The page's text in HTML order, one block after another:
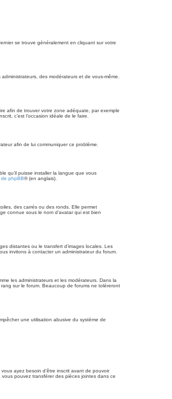
se trouve généralement en cliquant sur votre
des modérateurs et de vous-même.
afin de trouver votre zone adéquate, par exemple
c’est l’occasion idéale de le faire.
afin de lui communiquer ce problème.
qu’il puisse installer la langue que vous
phpBB® (en anglais).
des carrés ou des ronds. Elle permet
connue sous le nom d’avatar qui est bien
distantes ou le transfert d’images locales. Les
invitons à contacter un administrateur du forum.
les administrateurs et les modérateurs. Dans la
sur le forum. Beaucoup de forums ne toléreront
une utilisation abusive du système de
ayez besoin d’être inscrit avant de pouvoir
pouvez transférer des pièces jointes dans ce